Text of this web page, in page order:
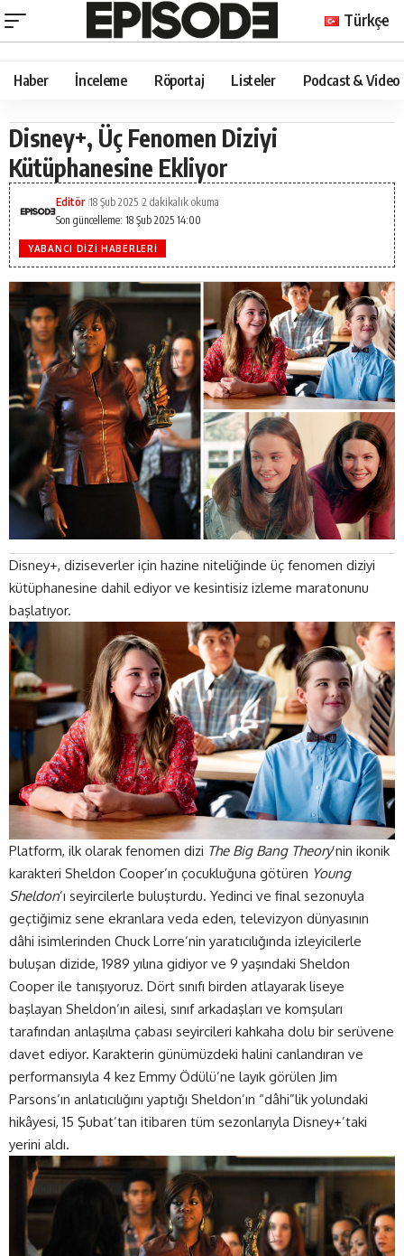
Türkçe
Haber İnceleme Röportaj Listeler Podcast & Video
Disney+, Üç Fenomen Diziyi
Kütüphanesine Ekliyor
Son güncelleme: 18 Şub 2025 14:00
Editör 18 Şub 2025 2 dakikalık okuma
YABANCI DIZI HABERLERI
Disney+, diziseverler için hazine niteliğinde üç fenomen diziyi
kütüphanesine dahil ediyor ve kesintisiz izleme maratonunu
başlatıyor.
Platform, ilk olarak fenomen dizi The Big Bang Theory’nin ikonik
karakteri Sheldon Cooper’ın çocukluğuna götüren Young
Sheldon’ı seyircilerle buluşturdu. Yedinci ve final sezonuyla
geçtiğimiz sene ekranlara veda eden, televizyon dünyasının
dâhi isimlerinden Chuck Lorre’nin yaratıcılığında izleyicilerle
buluşan dizide, 1989 yılına gidiyor ve 9 yaşındaki Sheldon
Cooper ile tanışıyoruz. Dört sınıfı birden atlayarak liseye
başlayan Sheldon’ın ailesi, sınıf arkadaşları ve komşuları
tarafından anlaşılma çabası seyircileri kahkaha dolu bir serüvene
davet ediyor. Karakterin günümüzdeki halini canlandıran ve
performansıyla 4 kez Emmy Ödülü’ne layık görülen Jim
Parsons’ın anlatıcılığını yaptığı Sheldon’ın “dâhi”lik yolundaki
hikâyesi, 15 Şubat’tan itibaren tüm sezonlarıyla Disney+’taki
yerini aldı.